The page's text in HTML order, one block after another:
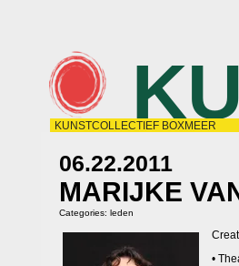
KUNSTCOLLECTIEF BOXMEER
06.22.2011
MARIJKE
Categories: leden
•